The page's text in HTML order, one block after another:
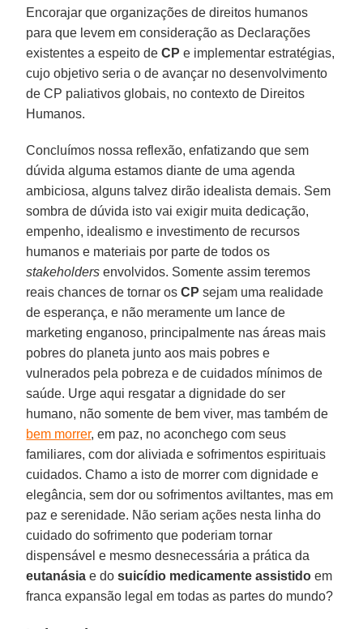
Encorajar que organizações de direitos humanos
para que levem em consideração as Declarações
existentes a espeito deCP e implementar estratégias,
cujo objetivo seria o de avançar no desenvolvimento
de CP paliativos globais, no contexto de Direitos
Humanos.
Concluímos nossa reflexão, enfatizando que sem
dúvida alguma estamos diante de uma agenda
ambiciosa, alguns talvez dirão idealista demais. Sem
sombra de dúvida isto vai exigir muita dedicação,
empenho, idealismo e investimento de recursos
humanos e materiais por parte de todos os
stakeholders envolvidos. Somente assim teremos
reais chances de tornar osCP sejam uma realidade
de esperança, e não meramente um lance de
marketing enganoso, principalmente nas áreas mais
pobres do planeta junto aos mais pobres e
vulnerados pela pobreza e de cuidados mínimos de
saúde. Urge aqui resgatar a dignidade do ser
humano, não somente de bem viver, mas também de
bem morrer, em paz, no aconchego com seus
familiares, com dor aliviada e sofrimentos espirituais
cuidados. Chamo a isto de morrer com dignidade e
elegância, sem dor ou sofrimentos aviltantes, mas em
paz e serenidade. Não seriam ações nesta linha do
cuidado do sofrimento que poderiam tornar
dispensável e mesmo desnecessária a prática da
eutanásia e dosuicídio medicamente assistido em
franca expansão legal em todas as partes do mundo?